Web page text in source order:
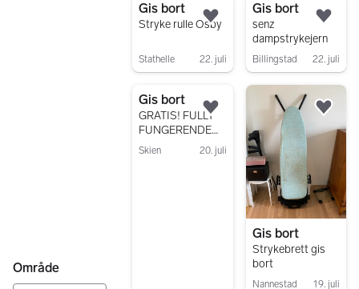
Område
Gis bort
Stryke rulle Osby
Stathelle 22. juli
Legg til som favoritt.
Gis bort
senz
dampstrykejern
Billingstad 22. juli
Gis bort
GRATIS! FULLT
FUNGERENDE
MEGASUN-
SOLARIUM GIS
Skien 20. juli
Legg til som favoritt.
Gis bort
Strykebrett gis
bort
Nannestad 19. juli